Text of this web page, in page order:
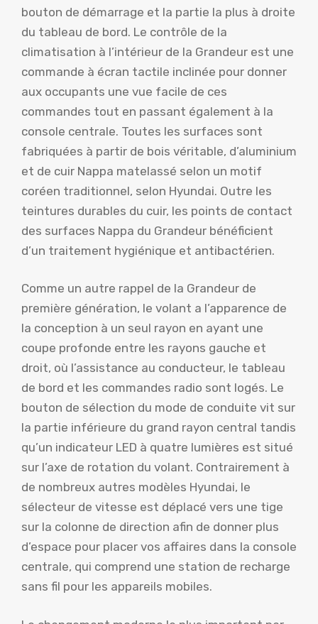
bouton de démarrage et la partie la plus à droite
du tableau de bord. Le contrôle de la
climatisation à l’intérieur de la Grandeur est une
commande à écran tactile inclinée pour donner
aux occupants une vue facile de ces
commandes tout en passant également à la
console centrale. Toutes les surfaces sont
fabriquées à partir de bois véritable, d’aluminium
et de cuir Nappa matelassé selon un motif
coréen traditionnel, selon Hyundai. Outre les
teintures durables du cuir, les points de contact
des surfaces Nappa du Grandeur bénéficient
d’un traitement hygiénique et antibactérien.
Comme un autre rappel de la Grandeur de
première génération, le volant a l’apparence de
la conception à un seul rayon en ayant une
coupe profonde entre les rayons gauche et
droit, où l’assistance au conducteur, le tableau
de bord et les commandes radio sont logés. Le
bouton de sélection du mode de conduite vit sur
la partie inférieure du grand rayon central tandis
qu’un indicateur LED à quatre lumières est situé
sur l’axe de rotation du volant. Contrairement à
de nombreux autres modèles Hyundai, le
sélecteur de vitesse est déplacé vers une tige
sur la colonne de direction afin de donner plus
d’espace pour placer vos affaires dans la console
centrale, qui comprend une station de recharge
sans fil pour les appareils mobiles.